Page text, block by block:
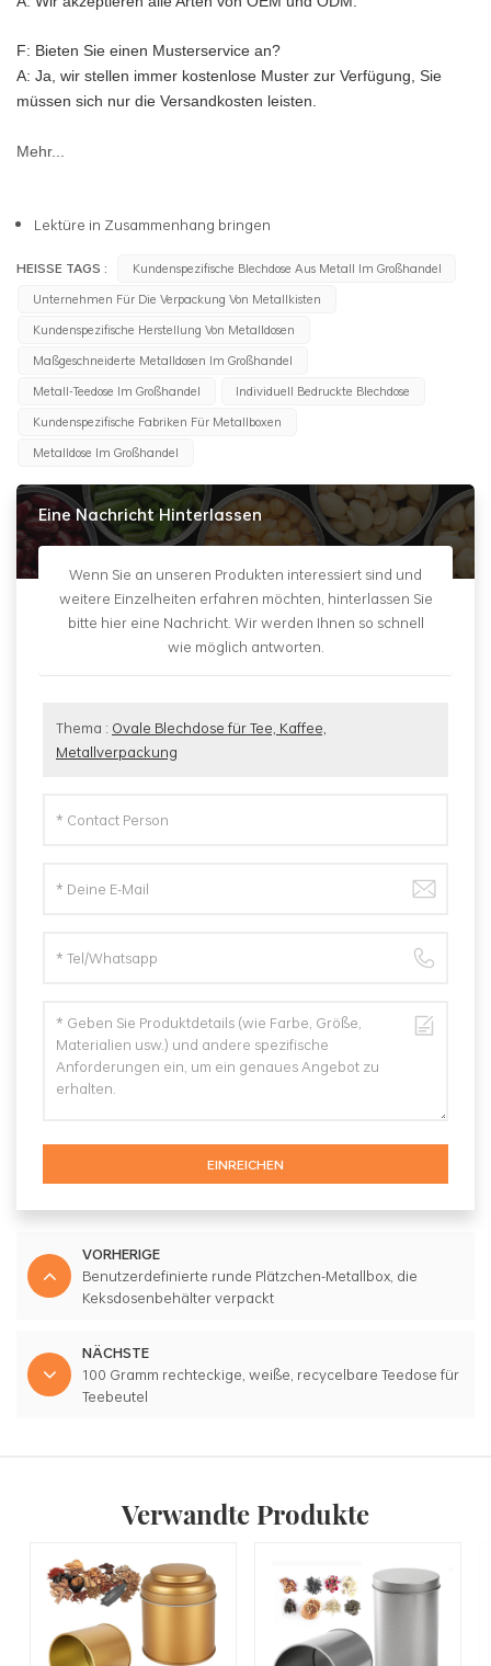
F: Bieten Sie einen Musterservice an?
A: Ja, wir stellen immer kostenlose Muster zur Verfügung, Sie
müssen sich nur die Versandkosten leisten.
Mehr...
Lektüre in Zusammenhang bringen
HEISSE TAGS :
Kundenspezifische Blechdose Aus Metall Im Großhandel
Unternehmen Für Die Verpackung Von Metallkisten
Kundenspezifische Herstellung Von Metalldosen
Maßgeschneiderte Metalldosen Im Großhandel
Metall-Teedose Im Großhandel
Individuell Bedruckte Blechdose
Kundenspezifische Fabriken Für Metallboxen
Metalldose Im Großhandel
Eine Nachricht Hinterlassen
Wenn Sie an unseren Produkten interessiert sind und
weitere Einzelheiten erfahren möchten, hinterlassen Sie
bitte hier eine Nachricht. Wir werden Ihnen so schnell
wie möglich antworten.
Thema : Ovale Blechdose für Tee, Kaffee,
Metallverpackung
EINREICHEN
VORHERIGE
Benutzerdefinierte runde Plätzchen-Metallbox, die
Keksdosenbehälter verpackt
NÄCHSTE
100 Gramm rechteckige, weiße, recycelbare Teedose für
Teebeutel
Verwandte Produkte